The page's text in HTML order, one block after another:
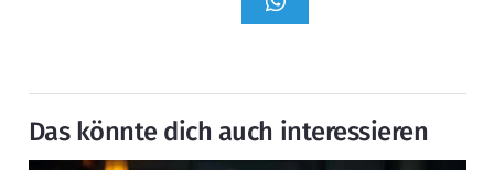
Das könnte dich auch interessieren